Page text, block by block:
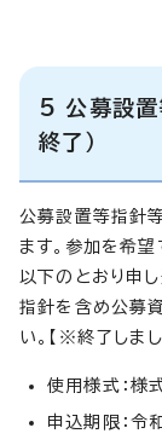
5 公募設置
終了）
公募設置等指針
ます。参加を希
以下のとおり申
指針を含め公募
い。【※終了しまし
使用様式：様
申込期限：